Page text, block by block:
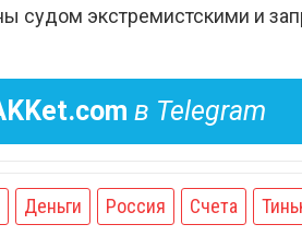
судом экстремистскими и
в Telegram
Деньги Россия Счета